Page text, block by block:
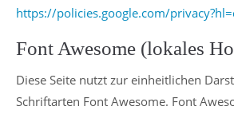
https://policies.google.com/
Font Awesome (lokales
Diese Seite nutzt zur einheitlichen
Schriftarten Font Awesome. Font